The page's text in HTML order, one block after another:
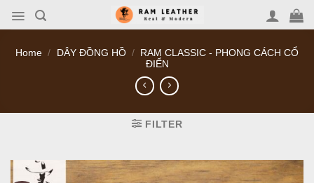
Home / DÂY ĐỒNG HỒ / RAM CLASSIC - PHONG CÁCH CỔ
ĐIỂN
FILTER